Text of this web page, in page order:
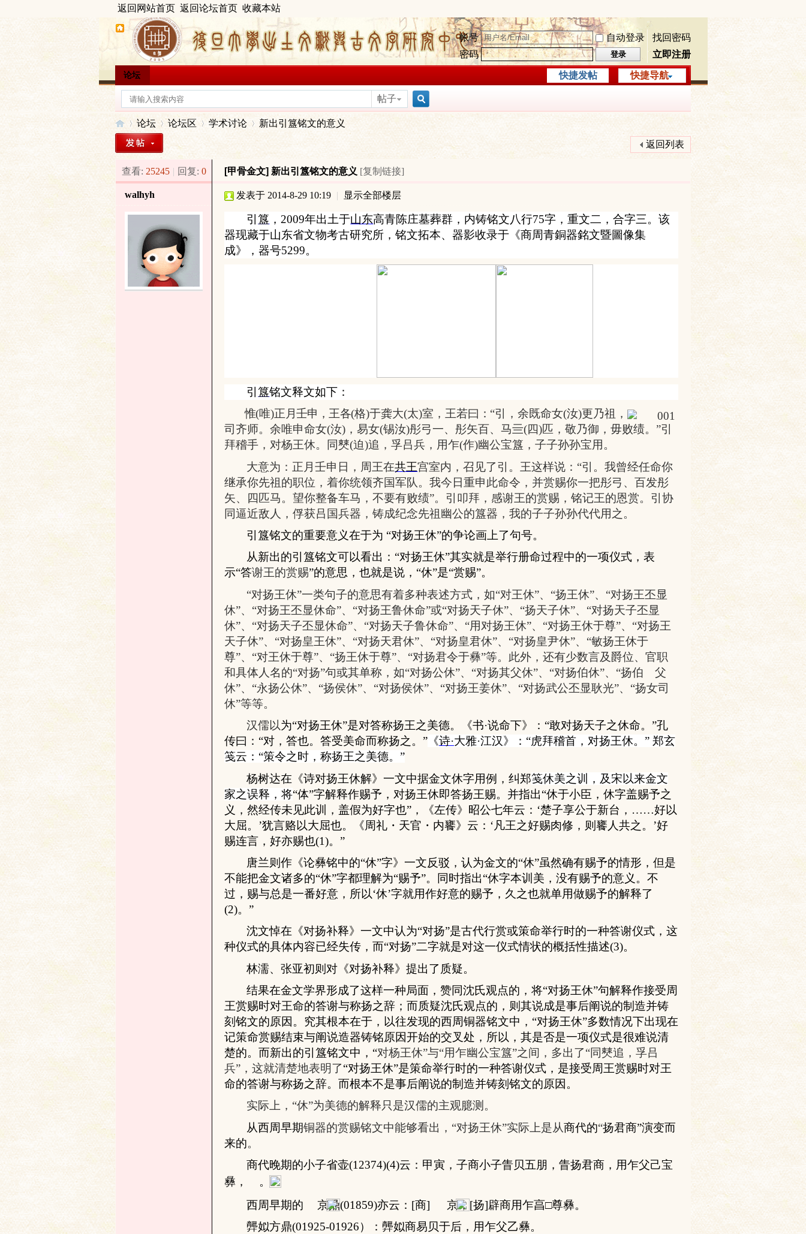
返回网站首页 返回论坛首页 收藏本站
帐号 自动登录
找回密码
密码
登录 立即注册
快捷导航
论坛 快捷发帖
帖子
出»
论坛
›
论坛区
›
学术讨论
›
新出引簋铭文的意义
返回列表
查看: 25245 | 回复: 0 [甲骨金文] 新出引簋铭文的意义 [复制链接]
walhyh 发表于 2014-8-29 10:19 | 显示全部楼层
引簋 ， 2009年出土于山东高青陈庄墓葬群，内铸铭文八行75字，重文二，合字三。该
器现藏于山东省文物考古研究所，铭文拓本、器影收录于《商周青銅器銘文暨圖像集
成》，器号5299。
引簋铭文释文如下：
惟(唯)正月壬申，王各(格)于龚大(太)室，王若曰 ： “引，余既命女(汝)更乃祖，
司齐师。余唯申命女(汝) ，易女(锡汝)彤弓一、彤矢百、马亖(四)匹，敬乃御，毋败绩。 ”引
拜稽手，对杨王休。同僰(迫)追，孚吕兵，用乍(作)幽公宝簋，子子孙孙宝用。
大意为：正月壬申日，周王在共王宫室内，召见了引。王这样说： “引。我曾经任命你
继承你先祖的职位，着你统领齐国军队。我今日重申此命令，并赏赐你一把彤弓、百发彤
矢、四匹马。望你整备车马，不要有败绩”。引叩拜，感谢王的赏赐，铭记王的恩赏。引协
同逼近敌人，俘获吕国兵器，铸成纪念先祖幽公的簋器，我的子子孙孙代代用之。
引簋铭文的重要意义在于为 “对扬王休”的争论画上了句号。
从新出的引簋铭文可以看出：“对扬王休”其实就是举行册命过程中的一项仪式 ，表
示“答谢王的赏赐”的意思，也就是说，“休”是“赏赐”。
“对扬王休”一类句子的意思有着多种表述方式，如“对王休”、“扬王休”、“对扬王丕显
休”、“对扬王丕显休命”、“对扬王鲁休命”或“对扬天子休”、“扬天子休”、“对扬天子丕显
休”、“对扬天子丕显休命”、“对扬天子鲁休命”、“用对扬王休”、“对扬王休于尊”、“对扬王
天子休”、“对扬皇王休”、“对扬天君休”、“对扬皇君休”、“对扬皇尹休”、“敏扬王休于
尊”、“对王休于尊”、“扬王休于尊”、“对扬君令于彝”等。此外，还有少数言及爵位、官职
和具体人名的“对扬”句或其单称，如“对扬公休”、“对扬其父休”、“对扬伯休”、“扬伯 父
休”、“永扬公休”、“扬侯休”、“对扬侯休”、“对扬王姜休”、“对扬武公丕显耿光”、“扬女司
休”等等。
汉儒以为“对扬王休”是对答称扬王之美德。 《书·说命下》： “敢对扬天子之休命。”孔
传曰： “对，答也。答受美命而称扬之。 ” 《诗·大雅·江汉》 ： “虎拜稽首，对扬王休。 ” 郑玄
笺云： “策令之时，称扬王之美德。 ”
杨树达在《诗对扬王休解》一文中据金文休字用例，纠郑笺休美之训，及宋以来金文
家之误释，将“体”字解释作赐予，对扬王休即答扬王赐。并指出“休于小臣，休字盖赐予之
义 ， 然经传未 见此训 ，盖假为好字也”，《左传》昭公七年云：‘楚子享公于新台，……好以
大屈。’犹言赂以大屈也。《周礼 ・ 天官 ・ 内饔》云：‘凡王之好赐肉修， 则 饔人共之。’好
赐连言，好亦赐也(1)。”
唐兰则作《论彝铭中的“休”字》一文反驳，认为金文的“休”虽然确有赐予的情形，但是
不能把金文诸多的“休”字都理解为“赐予”。同 时指出“休字本训 美，没有赐予的意义 。不
过 ， 赐与总是一番好意，所以‘休’字就用作好意的赐予，久之也就单用做赐予的解释了
(2)。”
沈文悼在《对扬补释》一文中认为“对扬”是古代行赏或策命举行时的一种答谢仪式，这
种仪式的具体内容已经失传，而“对扬”二字就是对这一仪式情状的概括性描述(3)。
林濡、张亚初则对 《对扬补释》提出了质疑。
结果在金文学界形成了这样一种局面，赞同沈氏观点的，将“对扬王休”句解释作接受周
王赏赐时对王命的答谢与称扬之辞；而质疑沈氏观点的 ，则其说成是事后阐说的制造并铸
刻铭文的原因。究其根本在于， 以往发现的西周铜器铭文中，“对扬王休”多数情况下出现在
记策命赏赐结束与阐说造器铸铭原因开始的交叉处，所以，其是否是一项仪式是很难说清
楚的。而新出的引簋铭文中，“对杨王休”与“用乍幽公宝簋”之间，多出了“同僰追，孚吕
兵”，这就清楚地表明了“对扬王休”是策命举行时的一种答谢仪式，是接受周王赏赐时对王
命的答谢与称扬之辞。而根本不是事后阐说的制造并铸刻铭文的原因。
实际上，“休”为美德的解释只是汉儒的主观臆测。
从西周早期铜器的赏赐铭文中能够看出，“对扬王休”实际上是从商代的“扬君商”演变而
来的。
商代晚期的小子省壶(12374)(4)云 ： 甲寅，子商小子眚贝五朋，眚扬君商，用乍父己宝
彝，
。
西周早期的
京鼎(01859)亦云：[商]
京，[扬]辟商用乍亯□尊彝。
龏姒方鼎(01925-01926）：龏姒商易贝于后，用乍父乙彝。